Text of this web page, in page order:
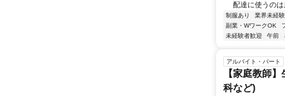
配達に使うの
制服あり 業界未経
副業・WワークOK
未経験者歓迎
午前
アルバイト・パート
【家庭教師
科など)